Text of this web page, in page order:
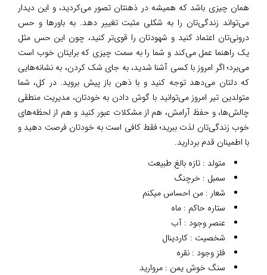
همان چیزی باشد که همیشه در ذهنتان تصور می‌کردید، و این دیدار
می‌تواند زندگی‌تان را به شکلی مثبت تغییر دهد. به باورها و حس
درونی‌تان اعتماد کنید و شهودتان را قوی‌تر کنید، چون این حس مثل
یک راهنما عمل می‌کند و شما را به سمت چیزی که برایتان خوب است
می‌برد؛ اگر امروز با کسی آشنا شدید، به جای شک کردن، به نشانه‌هایی
که دلتان می‌دهد توجه کنید و با ذهن باز پیش بروید. در کل، شما
متولدین تیر امروز می‌توانید با گوش دادن به خودتان، مدیریت منطقی
چالش‌ها، و حفظ آرامش، هم از مشکلات عبور کنید و هم از لحظه‌های
خوب زندگی‌تان لذت ببرید؛ فقط کافی است به خودتان فرصت دهید و
با اطمینان قدم بردارید.
متولد : تازه بالغ طبیعت
سمبل : خرچنگ
شعار : من احساس میکنم
ستاره حاکم : ماه
عنصر وجود : آب
شخصیت : کاردینال
فلز وجود : نقره
سنگ خوش یمن : مروارید